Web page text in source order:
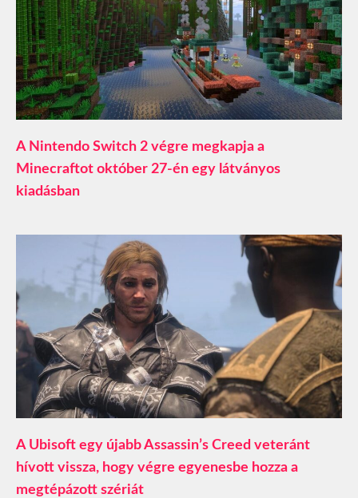
A Nintendo Switch 2 végre megkapja a
Minecraftot október 27-én egy látványos
kiadásban
A Ubisoft egy újabb Assassin’s Creed veteránt
hívott vissza, hogy végre egyenesbe hozza a
megtépázott szériát